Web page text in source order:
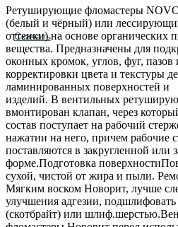
Скачать
Ретуширующие фломастеры
(белый и чёрный) или
оттенки) на основе органических
вещества. Предназначены для
оконных кромок, углов, фуг, пазов
корректировки цвета и текстуры
ламинированных поверхностей и
изделий. В вентильных
вмонтирован клапан, через
состав поступает на рабочий
нажатии на него, причем рабочие
поставляются в закругленной или
форме.Подготовка
сухой, чистой от жира и пыли.
Мягким воском Новорит, лучше
улучшения адгезии,
(скотбрайт) или